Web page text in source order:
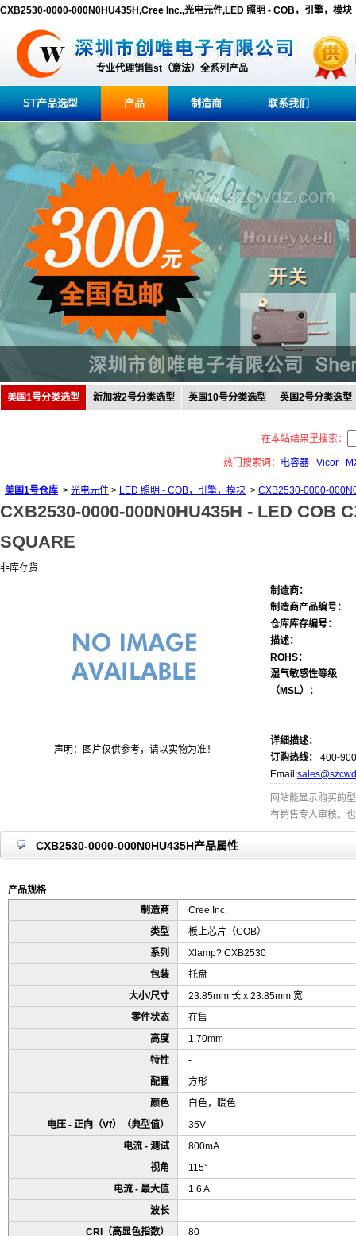
CXB2530-0000-000N0HU435H,Cree Inc.,光电元件,LED 照明 - COB，引擎，模块
专业代理销售st（意法）全系列产品
ST产品选型 产品 制造商 联系我们
美国1号分类选型 新加坡2号分类选型 英国10号分类选型 英国2号分类选型
在本站结果里搜索：
热门搜索词： 电容器 Vicor
美国1号仓库 > 光电元件 > LED 照明 - COB，引擎，模块 > CXB2530-0000-
CXB2530-0000-000N0HU435H - LED COB
SQUARE
非库存货
声明：图片仅供参考，请以实物为准！
制造商：
制造商产品编号：
仓库库存编号：
描述：
ROHS：
湿气敏感性等级
（MSL）：
详细描述：
订购热线：
400-
Email:
网站能显示购买的
有销售专人审核。
CXB2530-0000-000N0HU435H产品属性
产品规格
制造商
Cree Inc.
类型
板上芯片（COB）
系列
Xlamp? CXB2530
包装
托盘
大小/尺寸
23.85mm 长 x 23.85mm 宽
零件状态
在售
高度
1.70mm
特性
-
配置
方形
颜色
白色，暖色
电压 - 正向（Vf）（典型值）
35V
电流 - 测试
800mA
视角
115°
电流 - 最大值
1.6 A
波长
-
CRI（高显色指数）
80